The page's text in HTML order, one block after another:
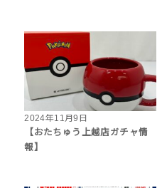
2024年11月9日
【おたちゅう上越店ガチャ情
報】